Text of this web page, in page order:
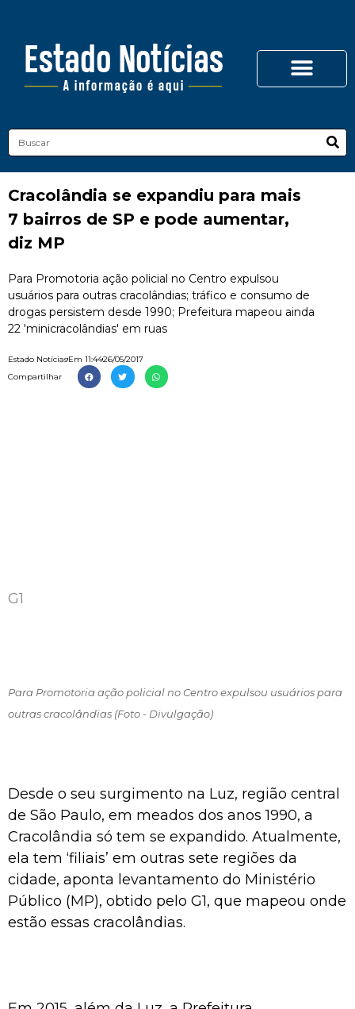
Cracolândia se expandiu para mais
7 bairros de SP e pode aumentar,
diz MP
Para Promotoria ação policial no Centro expulsou
usuários para outras cracolândias; tráfico e consumo de
drogas persistem desde 1990; Prefeitura mapeou ainda
22 'minicracolândias' em ruas
Estado NotíciasEm 11:4426/05/2017
Compartilhar
G1
Para Promotoria ação policial no Centro expulsou usuários para
outras cracolândias (Foto - Divulgação)
Desde o seu surgimento na Luz, região central
de São Paulo, em meados dos anos 1990, a
Cracolândia só tem se expandido. Atualmente,
ela tem ‘filiais’ em outras sete regiões da
cidade, aponta levantamento do Ministério
Público (MP), obtido pelo G1, que mapeou onde
estão essas cracolândias.